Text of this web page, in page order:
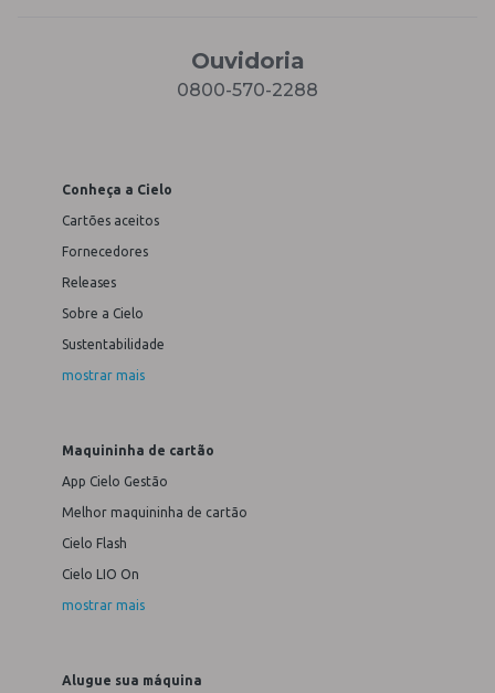
Ouvidoria
0800-570-2288
Conheça a Cielo
Cartões aceitos
Fornecedores
Releases
Sobre a Cielo
Sustentabilidade
mostrar mais
Maquininha de cartão
App Cielo Gestão
Melhor maquininha de cartão
Cielo Flash
Cielo LIO On
mostrar mais
Alugue sua máquina